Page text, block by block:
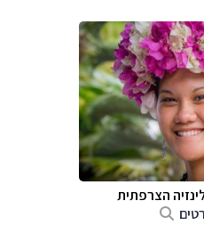
הצרפתית